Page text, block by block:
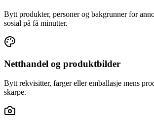
Bytt produkter, personer og bakgrunner for
sosial på få minutter.
Netthandel og produktbilder
Bytt rekvisitter, farger eller emballasje mens
skarpe.